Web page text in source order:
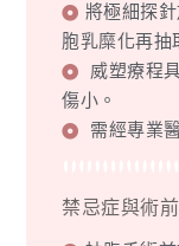
將極細探
胞乳糜化再抽
威塑療程
傷小。
需經專業
禁忌症與術